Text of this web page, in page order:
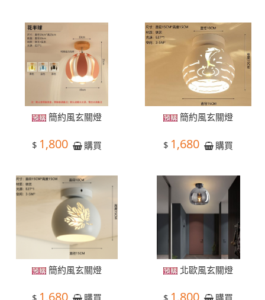
簡約風玄關燈
$ 1,800 購買
簡約風玄關燈
$ 1,680 購買
簡約風玄關燈
$ 1,680
北歐風玄關燈
$ 1,800